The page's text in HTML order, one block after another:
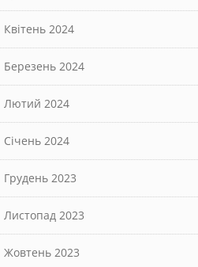
Квітень 2024
Березень 2024
Лютий 2024
Січень 2024
Грудень 2023
Листопад 2023
Жовтень 2023